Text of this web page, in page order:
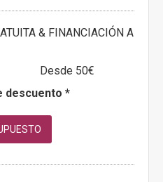
& FINANCIACIÓN A
Desde 50€
descuento *